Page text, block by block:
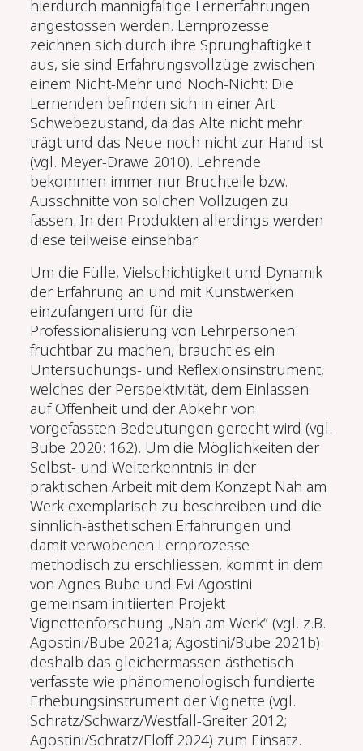
hierdurch mannigfaltige Lernerfahrungen
angestossen werden. Lernprozesse
zeichnen sich durch ihre Sprunghaftigkeit
aus, sie sind Erfahrungsvollzüge zwischen
einem Nicht-Mehr und Noch-Nicht: Die
Lernenden befinden sich in einer Art
Schwebezustand, da das Alte nicht mehr
trägt und das Neue noch nicht zur Hand ist
(vgl. Meyer-Drawe 2010). Lehrende
bekommen immer nur Bruchteile bzw.
Ausschnitte von solchen Vollzügen zu
fassen. In den Produkten allerdings werden
diese teilweise einsehbar.
Um die Fülle, Vielschichtigkeit und Dynamik
der Erfahrung an und mit Kunstwerken
einzufangen und für die
Professionalisierung von Lehrpersonen
fruchtbar zu machen, braucht es ein
Untersuchungs- und Reflexionsinstrument,
welches der Perspektivität, dem Einlassen
auf Offenheit und der Abkehr von
vorgefassten Bedeutungen gerecht wird (vgl.
Bube 2020: 162). Um die Möglichkeiten der
Selbst- und Welterkenntnis in der
praktischen Arbeit mit dem Konzept Nah am
Werk exemplarisch zu beschreiben und die
sinnlich-ästhetischen Erfahrungen und
damit verwobenen Lernprozesse
methodisch zu erschliessen, kommt in dem
von Agnes Bube und Evi Agostini
gemeinsam initiierten Projekt
Vignettenforschung „Nah am Werk“ (vgl. z.B.
Agostini/Bube 2021a; Agostini/Bube 2021b)
deshalb das gleichermassen ästhetisch
verfasste wie phänomenologisch fundierte
Erhebungsinstrument der Vignette (vgl.
Schratz/Schwarz/Westfall-Greiter 2012;
Agostini/Schratz/Eloff 2024) zum Einsatz.